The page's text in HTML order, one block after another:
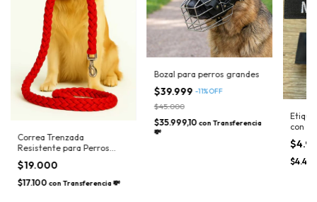
Correa Trenzada
Resistente para Perros
Grandes
$19.000
$17.100 con Transferencia 💸
Bozal para perros grandes
$39.999 -11%OFF
$45.000
$35.999,10 conTransferencia
💸
con el